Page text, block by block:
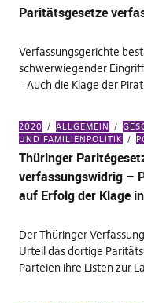
Paritätsgesetze
Verfassungsgerichte
schwerwiegender
– Auch die Klage der
2020 ALLGEMEIN
UND FAMILIENPOLITIK
Thüringer
verfassungswidrig –
auf Erfolg der Klage
Der Thüringer
Urteil das dortige
Parteien ihre Listen zur